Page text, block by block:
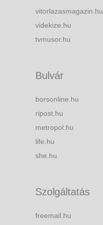
vitorlazasmagazin.hu
videkize.hu
tvmusor.hu
Bulvár
borsonline.hu
ripost.hu
metropol.hu
life.hu
she.hu
Szolgáltatás
freemail.hu